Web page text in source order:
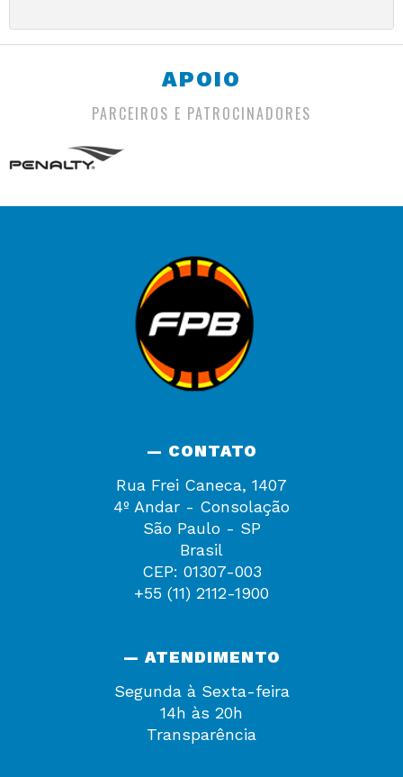
APOIO
PARCEIROS E PATROCINADORES
— CONTATO
Rua Frei Caneca, 1407
4º Andar - Consolação
São Paulo - SP
Brasil
CEP: 01307-003
+55 (11) 2112-1900
— ATENDIMENTO
Segunda à Sexta-feira
14h às 20h
Transparência